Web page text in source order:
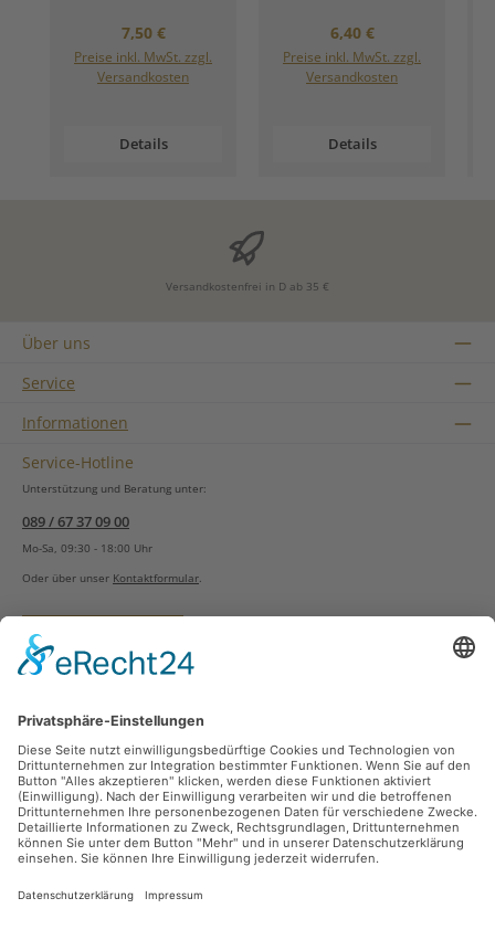
Regulärer Preis:
7,50 €
Preise inkl. MwSt. zzgl.
Versandkosten
Details
Regulärer Preis:
6,40 €
Preise inkl. MwSt. zzgl.
Versandkosten
Details
Versandkostenfrei in D ab 35 €
Über uns
Service
Informationen
Service-Hotline
Unterstützung und Beratung unter:
089 / 67 37 09 00
Mo-Sa, 09:30 - 18:00 Uhr
Oder über unser Kontaktformular.
Vertrag widerrufen
Zahlungsarten
Sicher Einkaufen
Ladengeschäft
Newsletter